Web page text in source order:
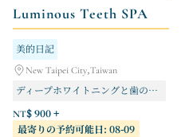
Luminous Teeth SPA
美的日記
New Taipei City,Taiwan
ディープホワイトニングと歯のホワイトニング 40分
NT$ 900 +
最寄りの予約可能日: 08-09